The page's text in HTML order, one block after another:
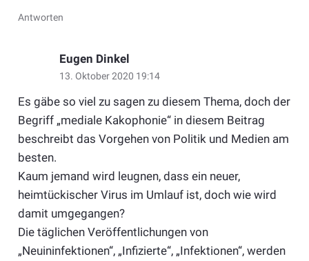
Antworten
Eugen Dinkel
13. Oktober 2020 19:14
Es gäbe so viel zu sagen zu diesem Thema, doch der
Begriff „mediale Kakophonie“ in diesem Beitrag
beschreibt das Vorgehen von Politik und Medien am
besten.
Kaum jemand wird leugnen, dass ein neuer,
heimtückischer Virus im Umlauf ist, doch wie wird
damit umgegangen?
Die täglichen Veröffentlichungen von
„Neuininfektionen“, „Infizierte“, „Infektionen“, werden